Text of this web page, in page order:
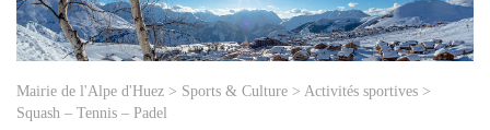
Mairie de l'Alpe d'Huez > Sports & Culture > Activités sportives >
Squash – Tennis – Padel